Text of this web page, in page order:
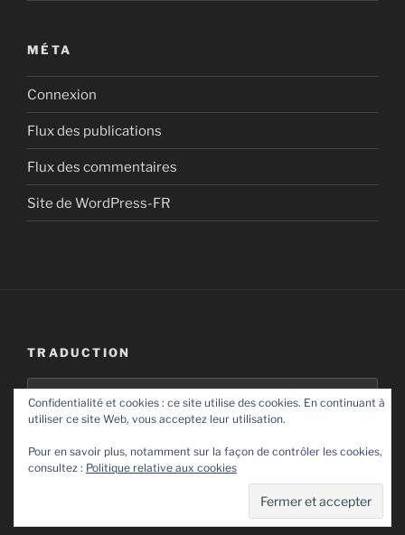
MÉTA
Connexion
Flux des publications
Flux des commentaires
Site de WordPress-FR
TRADUCTION
Confidentialité et cookies : ce site utilise des cookies. En continuant à
utiliser ce site Web, vous acceptez leur utilisation.
Pour en savoir plus, notamment sur la façon de contrôler les cookies,
consultez : Politique relative aux cookies